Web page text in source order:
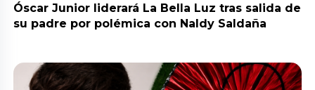
Óscar Junior liderará La Bella Luz tras salida de
su padre por polémica con Naldy Saldaña